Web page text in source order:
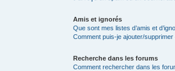
Amis et ignorés
Que sont mes listes d’amis et
Comment puis-je ajouter/supprimer
Recherche dans les forums
Comment rechercher dans les